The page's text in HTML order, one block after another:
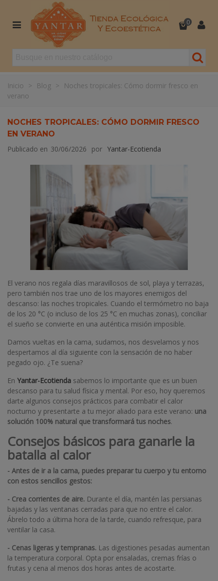
0
Inicio > Blog >
Noches tropicales: Cómo dormir fresco en
verano
NOCHES TROPICALES: CÓMO DORMIR FRESCO
EN VERANO
Publicado en 30/06/2026 por Yantar-Ecotienda
El verano nos regala días maravillosos de sol, playa y terrazas,
pero también nos trae uno de los mayores enemigos del
descanso: las noches tropicales. Cuando el termómetro no baja
de los 20 °C (o incluso de los 25 °C en muchas zonas), conciliar
el sueño se convierte en una auténtica misión imposible.
Damos vueltas en la cama, sudamos, nos desvelamos y nos
despertamos al día siguiente con la sensación de no haber
pegado ojo. ¿Te suena?
En Yantar-Ecotienda sabemos lo importante que es un buen
descanso para tu salud física y mental. Por eso, hoy queremos
darte algunos consejos prácticos para combatir el calor
nocturno y presentarte a tu mejor aliado para este verano: una
solución 100% natural que transformará tus noches.
Consejos básicos para ganarle la
batalla al calor
- Antes de ir a la cama, puedes preparar tu cuerpo y tu entorno
con estos sencillos gestos:
- Crea corrientes de aire. Durante el día, mantén las persianas
bajadas y las ventanas cerradas para que no entre el calor.
Ábrelo todo a última hora de la tarde, cuando refresque, para
ventilar la casa.
- Cenas ligeras y tempranas. Las digestiones pesadas aumentan
la temperatura corporal. Opta por ensaladas, cremas frías o
frutas y cena al menos dos horas antes de acostarte.